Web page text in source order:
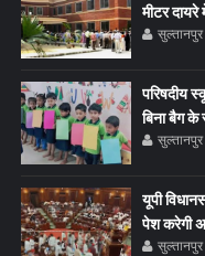
मीटर दायरे
सुल्तानपुर
परिषदीय
बिना बैग
सुल्तानपुर
यूपी
पेश करेगी
सुल्तानपुर